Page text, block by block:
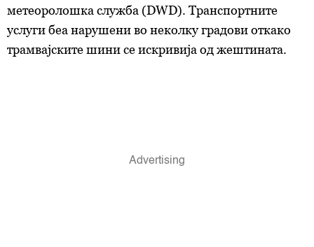
метеоролошка служба (DWD). Транспортните
услуги беа нарушени во неколку градови откако
трамвајските шини се искривија од жештината.